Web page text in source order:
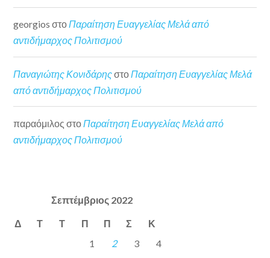
georgios στοΠαραίτηση Ευαγγελίας Μελά από
αντιδήμαρχος Πολιτισμού
Παναγιώτης Κονιδάρηςστο Παραίτηση Ευαγγελίας Μελά
από αντιδήμαρχος Πολιτισμού
παραόμιλος στο Παραίτηση Ευαγγελίας Μελά από
αντιδήμαρχος Πολιτισμού
Σεπτέμβριος 2022
Δ Τ Τ Π Π Σ Κ
1 2 3
4